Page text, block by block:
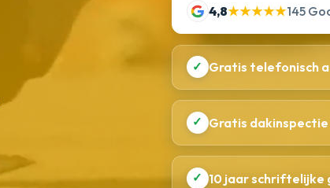
4,8★★★★★145
✓ Gratis telefonisch
✓ Gratis dakinspectie
✓ 10 jaar schriftelijke